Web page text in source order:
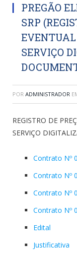
PREGÃO
SRP
SERVIÇO
POR ADMINISTRADOR
REGISTRO DE
SERVIÇO
Contrato Nº
Contrato Nº
Contrato Nº
Contrato Nº
Edital
Justificativa